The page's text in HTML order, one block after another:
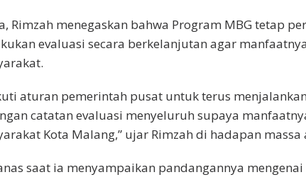
Rimzah menegaskan bahwa Program MBG tetap
evaluasi secara berkelanjutan agar
aturan pemerintah pusat untuk terus
catatan evaluasi menyeluruh supaya
Kota Malang,” ujar Rimzah di hadapan massa
saat ia menyampaikan pandangannya mengenai